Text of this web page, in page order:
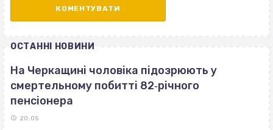
ОСТАННІ НОВИНИ
На Черкащині чоловіка підозрюють у
смертельному побитті 82‐річного
пенсіонера
20:05